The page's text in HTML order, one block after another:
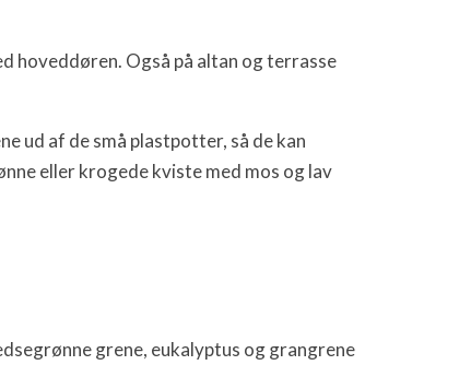
hoveddøren. Også på altan og terrasse
ud af de små plastpotter, så de kan
eller krogede kviste med mos og lav
grene, eukalyptus og grangrene